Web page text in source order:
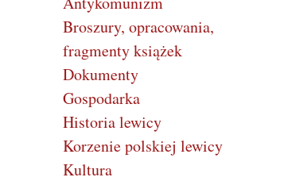
Broszury, opracowania,
fragmenty książek
Dokumenty
Gospodarka
Historia lewicy
Korzenie polskiej lewicy
Kultura